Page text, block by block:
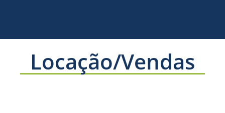
Locação/Vendas